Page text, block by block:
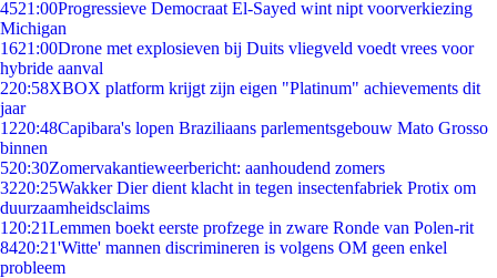
4521:00Progressieve Democraat El-Sayed wint nipt voorverkiezing
Michigan
1621:00Drone met explosieven bij Duits vliegveld voedt vrees voor
hybride aanval
220:58XBOX platform krijgt zijn eigen "Platinum" achievements dit
jaar
1220:48Capibara's lopen Braziliaans parlementsgebouw Mato Grosso
binnen
520:30Zomervakantieweerbericht: aanhoudend zomers
3220:25Wakker Dier dient klacht in tegen insectenfabriek Protix om
duurzaamheidsclaims
1 20:21Lemmen boekt eerste profzege in zware Ronde van Polen-rit
8420:21'Witte' mannen discrimineren is volgens OM geen enkel
probleem